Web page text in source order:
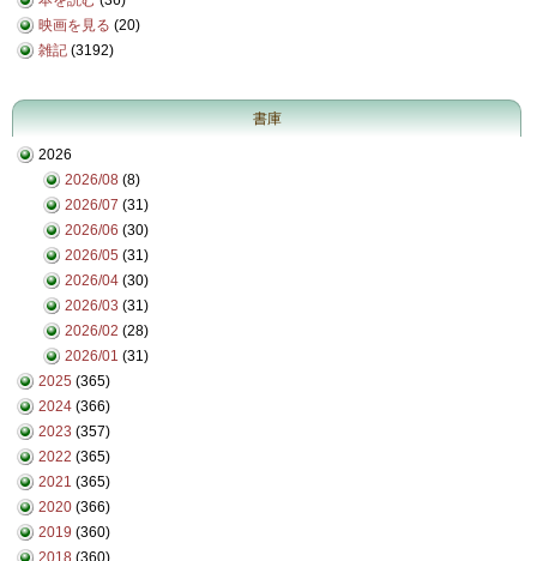
映画を見る (20)
雑記 (3192)
書庫
2026
2026/08 (8)
2026/07 (31)
2026/06 (30)
2026/05 (31)
2026/04 (30)
2026/03 (31)
2026/02 (28)
2026/01 (31)
2025 (365)
2024 (366)
2023 (357)
2022 (365)
2021 (365)
2020 (366)
2019 (360)
2018 (360)